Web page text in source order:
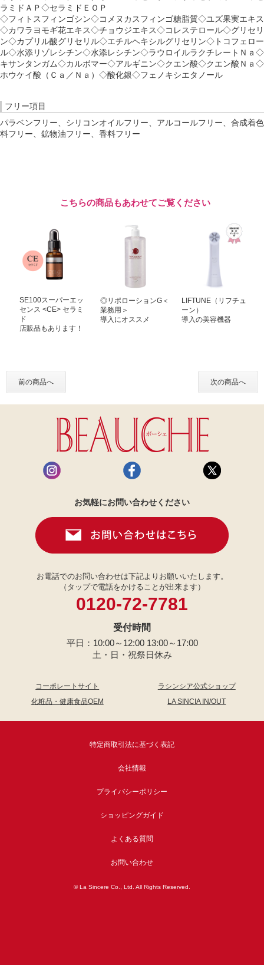
ラミドＡＰ◇セラミドＥＯＰ
◇フィトスフィンゴシン◇コメヌカスフィンゴ糖脂質◇ユズ果実エキス
◇カワラヨモギ花エキス◇チョウジエキス◇コレステロール◇グリセリ
ン◇カプリル酸グリセリル◇エチルヘキシルグリセリン◇トコフェロー
ル◇水添リゾレシチン◇水添レシチン◇ラウロイルラクチレートＮａ◇
キサンタンガム◇カルボマー◇アルギニン◇クエン酸◇クエン酸Ｎａ◇
ホウケイ酸（Ｃａ／Ｎａ）◇酸化銀◇フェノキシエタノール
フリー項目
パラベンフリー、シリコンオイルフリー、アルコールフリー、合成着色
料フリー、鉱物油フリー、香料フリー
こちらの商品もあわせてご覧ください
SE100スーパーエッ
センス <CE> セラミ
ド
店販品もあります！
◎リポローションG＜
業務用＞
導入にオススメ
LIFTUNE（リフチュ
ーン）
導入の美容機器
前の商品へ 次の商品へ
お気軽にお問い合わせください
お電話でのお問い合わせは下記よりお願いいたします。
（タップで電話をかけることが出来ます）
0120-72-7781
受付時間
平日：10:00～12:00 13:00～17:00
土・日・祝祭日休み
コーポレートサイト
ラシンシア公式ショップ
化粧品・健康食品OEM
LA SINCIA IN/OUT
特定商取引法に基づく表記
会社情報
プライバシーポリシー
ショッピングガイド
よくある質問
お問い合わせ
© La Sincere Co., Ltd. All Rights Reserved.